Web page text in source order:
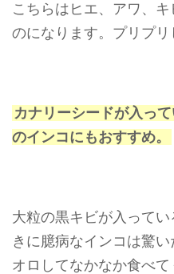
こちらはヒエ、アワ、
のになります。プリプリ
カナリーシードが入っ
のインコにもおすすめ。
大粒の黒キビが入ってい
きに臆病なインコは驚
オロしてなかなか食べ